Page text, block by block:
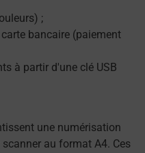
;
bancaire (paiement
à partir d'une clé USB
une numérisation
au format A4. Ces